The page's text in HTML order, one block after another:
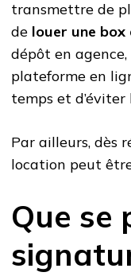
transmettre de
de louer une box
dépôt en
plateforme en
temps et
Par ailleurs, dès
location peut
Que se